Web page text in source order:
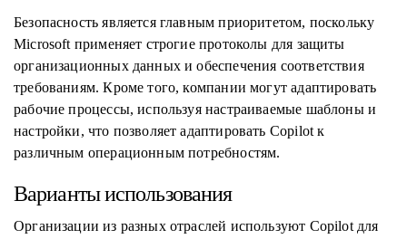
Безопасность является главным приоритетом, поскольку
Microsoft применяет строгие протоколы для защиты
организационных данных и обеспечения соответствия
требованиям. Кроме того, компании могут адаптировать
рабочие процессы, используя настраиваемые шаблоны и
настройки, что позволяет адаптировать Copilot к
различным операционным потребностям.
Варианты использования
Организации из разных отраслей используют Copilot для